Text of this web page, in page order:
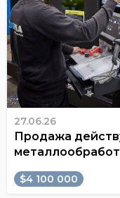
27.06.26
Продажа
$4 100 000